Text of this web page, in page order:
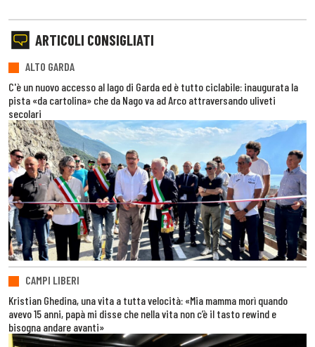
ARTICOLI CONSIGLIATI
ALTO GARDA
C'è un nuovo accesso al lago di Garda ed è tutto ciclabile: inaugurata la
pista «da cartolina» che da Nago va ad Arco attraversando uliveti
secolari
CAMPI LIBERI
Kristian Ghedina, una vita a tutta velocità: «Mia mamma morì quando
avevo 15 anni, papà mi disse che nella vita non c’è il tasto rewind e
bisogna andare avanti»